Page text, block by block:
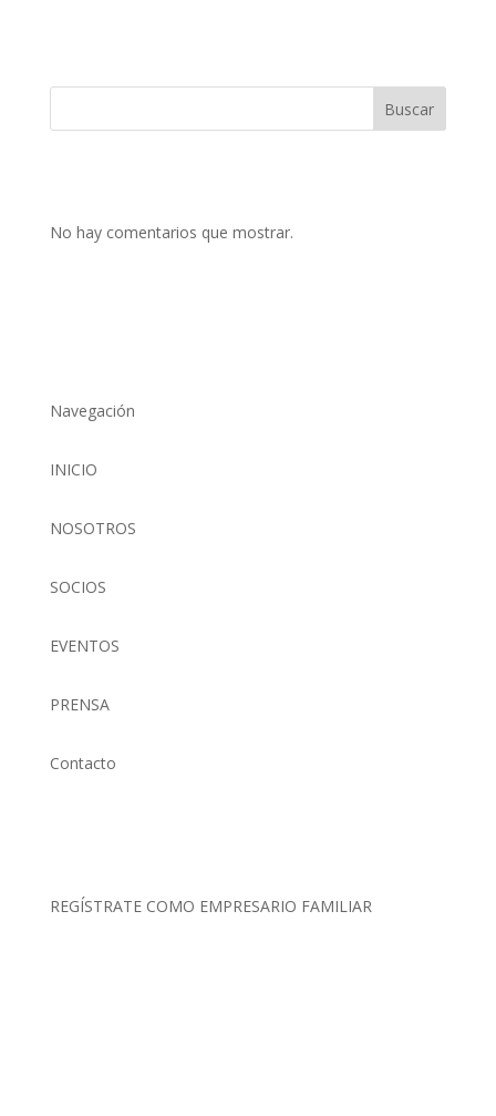
Buscar
No hay comentarios que mostrar.
Navegación
INICIO
NOSOTROS
SOCIOS
EVENTOS
PRENSA
Contacto
REGÍSTRATE COMO EMPRESARIO FAMILIAR